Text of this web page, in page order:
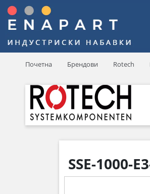
Почетна Брендови Rotech
SSE-1000-